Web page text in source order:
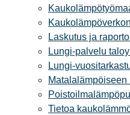
Laskutus ja
Lungi-palvelu
Lungi-
Tietoa